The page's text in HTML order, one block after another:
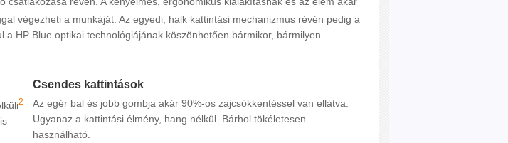
végezheti a munkáját. Az egyedi, halk kattintási mechanizmus révén pedig a
HP Blue optikai technológiájának köszönhetően bármikor, bármilyen
2
Csendes kattintások
Az egér bal és jobb gombja akár 90%-os zajcsökkentéssel van ellátva.
Ugyanaz a kattintási élmény, hang nélkül. Bárhol tökéletesen
használható.